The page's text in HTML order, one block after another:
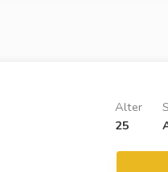
Alter
25